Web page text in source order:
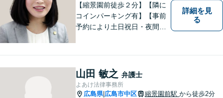
【縮景園前徒歩２分】【隣に
コインパーキング有】【事前
予約により土日祝日・夜間の
務、交通事故、相続・遺言・
後見、離婚問題、刑事事件な
ど。
詳細を見
る
山田 敏之 弁護士
よあけ法律事務所
広島県| 広島市中区 縮景園前駅 から徒歩2分